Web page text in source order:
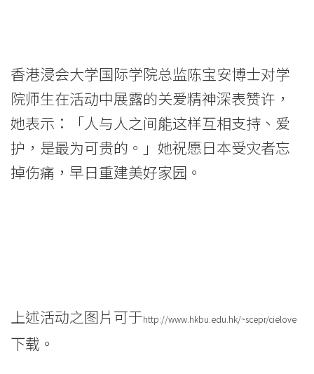
国
际
学
院
会
大
香港浸会大学国际学院总监陈宝安博士对学
院师生在活动中展露的关爱精神深表赞许，
她表示：「人与人之间能这样互相支持、爱
护，是最为可贵的。」她祝愿日本受灾者忘
掉伤痛，早日重建美好家园。
上述活动之图片可于http://www.hkbu.edu.hk/~scepr/cielove
下载。